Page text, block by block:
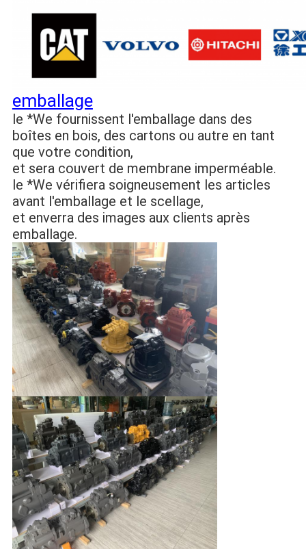
emballage
le *We fournissent l'emballage dans des
boîtes en bois, des cartons ou autre en tant
que votre condition,
et sera couvert de membrane imperméable.
le *We vérifiera soigneusement les articles
avant l'emballage et le scellage,
et enverra des images aux clients après
emballage.